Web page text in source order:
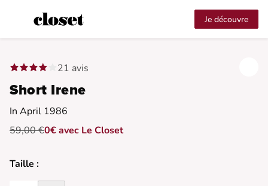
Je découvre
21 avis
Short Irene
In April 1986
59,00 €0€ avec Le Closet
Taille :